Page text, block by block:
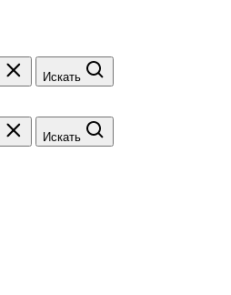
Искать
Искать